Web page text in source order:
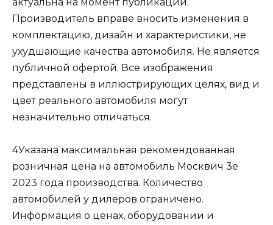
Производитель вправе вносить изменения в
комплектацию, дизайн и характеристики, не
ухудшающие качества автомобиля. Не является
публичной офертой. Все изображения
представлены в иллюстрирующих целях, вид и
цвет реального автомобиля могут
незначительно отличаться.
4Указана максимальная рекомендованная
розничная цена на автомобиль Москвич 3е
2023 года производства. Количество
автомобилей у дилеров ограничено.
Информация о ценах, оборудовании и